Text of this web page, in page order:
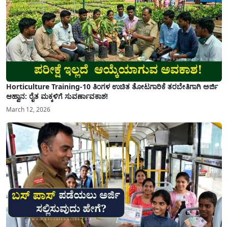
Horticulture Training-10 ತಿಂಗಳ ಉಚಿತ ತೋಟಗಾರಿಕೆ ತರಬೇತಿಗಾಗಿ ಅರ್ಜಿ
ಆಹ್ವಾನ: ರೈತ ಮಕ್ಕಳಿಗೆ ಸುವರ್ಣಾವಕಾಶ!
March 12, 2026